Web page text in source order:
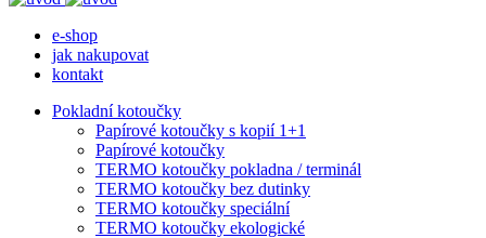
e-shop
jak nakupovat
kontakt
Pokladní kotoučky
Papírové kotoučky s kopií 1+1
Papírové kotoučky
TERMO kotoučky pokladna / terminál
TERMO kotoučky bez dutinky
TERMO kotoučky speciální
TERMO kotoučky ekologické